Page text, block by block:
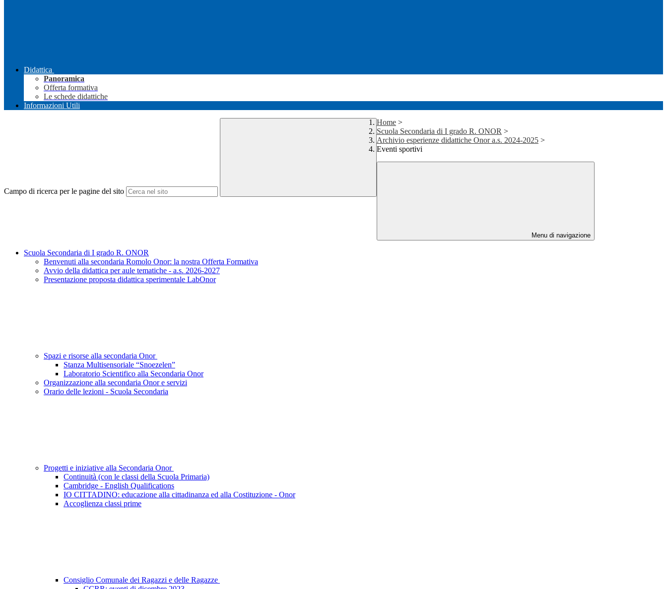
Didattica
Panoramica
Offerta formativa
Le schede didattiche
Informazioni Utili
Campo di ricerca per le pagine del sito
Home >
Scuola Secondaria di I grado R. ONOR >
Archivio esperienze didattiche Onor a.s. 2024-2025 >
Eventi sportivi
Menu di navigazione
Scuola Secondaria di I grado R. ONOR
Benvenuti alla secondaria Romolo Onor: la nostra Offerta Formativa
Avvio della didattica per aule tematiche - a.s. 2026-2027
Presentazione proposta didattica sperimentale LabOnor
Spazi e risorse alla secondaria Onor
Stanza Multisensoriale “Snoezelen”
Laboratorio Scientifico alla Secondaria Onor
Organizzazione alla secondaria Onor e servizi
Orario delle lezioni - Scuola Secondaria
Progetti e iniziative alla Secondaria Onor
Continuità (con le classi della Scuola Primaria)
Cambridge - English Qualifications
IO CITTADINO: educazione alla cittadinanza ed alla Costituzione - Onor
Accoglienza classi prime
Consiglio Comunale dei Ragazzi e delle Ragazze